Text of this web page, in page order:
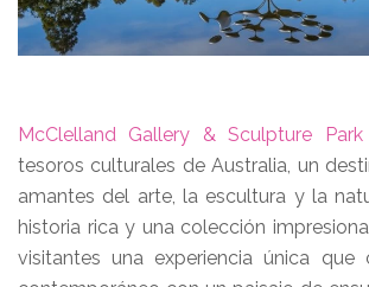
McClelland Gallery & Sculpture Park
tesoros culturales de Australia, un
amantes del arte, la escultura y la
historia rica y una colección
visitantes una experiencia única